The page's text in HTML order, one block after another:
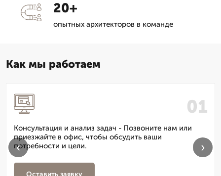
20+
опытных архитекторов в команде
Как мы работаем
Консультация и анализ задач - Позвоните нам или
приезжайте в офис, чтобы обсудить ваши
потребности и цели.
Оставить заявку
‹ ›